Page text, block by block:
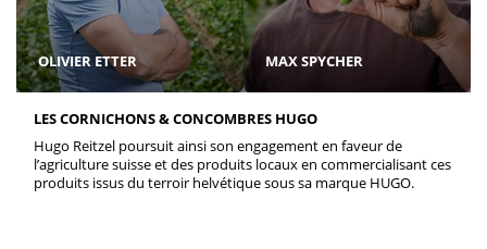
OLIVIER ETTER MAX SPYCHER
LES CORNICHONS & CONCOMBRES HUGO
Hugo Reitzel poursuit ainsi son engagement en faveur de
l’agriculture suisse et des produits locaux en commercialisant ces
produits issus du terroir helvétique sous sa marque HUGO.